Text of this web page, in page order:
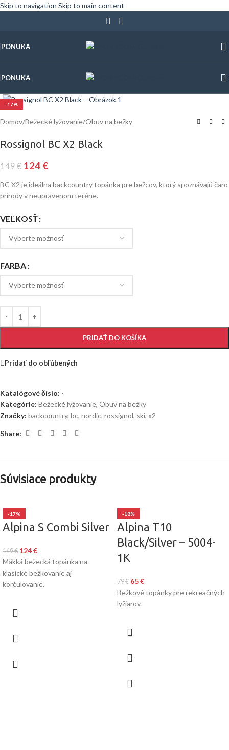
Skip to navigation Skip to main content
PONUKA
PONUKA
-17%
Domov/Bežecké lyžovanie/Obuv na bežky
Rossignol BC X2 Black
149€ 124 €
BC X2 je ideálna backcountry topánka pre bežcov, ktorý spoznávajú čaro
prírody v neupravenom teréne.
VEĽKOSŤ
FARBA
PRIDAŤ DO KOŠÍKA
Pridať do obľúbených
Katalógové číslo: -
Kategórie: Bežecké lyžovanie, Obuv na bežky
Značky: backcountry, bc, nordic, rossignol, ski, x2
Share:
Súvisiace produkty
-17%
Alpina S Combi Silver
149€ 124€
Mäkká bežecká topánka na
klasické bežkovanie aj
korčulovanie.
-18%
Alpina T10
Black/Silver – 5004-
1K
79€ 65€
Bežkové topánky pre rekreačných
lyžiarov.